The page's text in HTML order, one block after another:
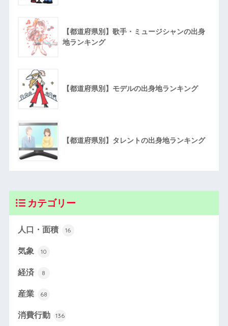
【都道府県別】歌手・ミュージシャンの出身
地ランキング
【都道府県別】モデルの出身地ランキング
【都道府県別】タレントの出身地ランキング
カテゴリー
人口・面積 16
気象 10
経済 8
産業 68
消費行動 136